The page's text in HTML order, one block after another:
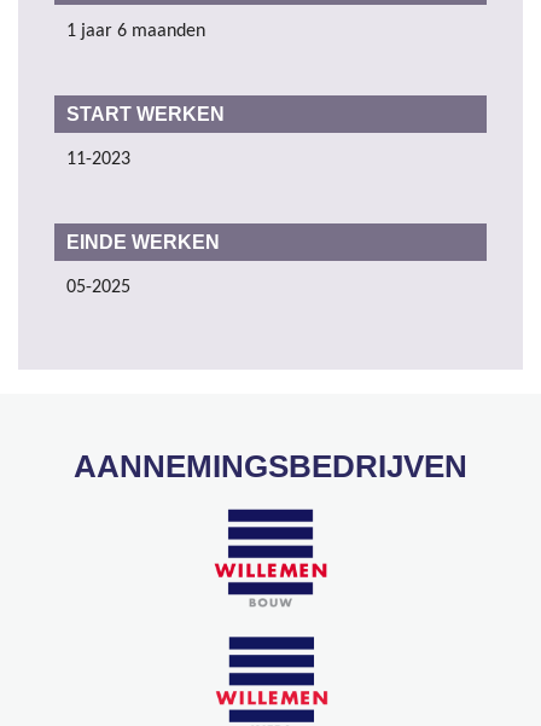
1 jaar 6 maanden
START WERKEN
11-2023
EINDE WERKEN
05-2025
AANNEMINGSBEDRIJVEN